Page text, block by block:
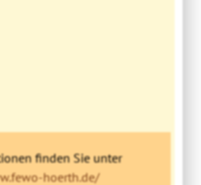
finden Sie unter
hoerth.de/